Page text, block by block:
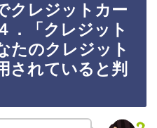
クレジットカー
．「クレジット
たのクレジット
されていると判